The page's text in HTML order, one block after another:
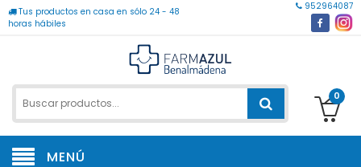
Tus productos en casa en sólo 24 - 48
horas hábiles
952964087
0
MENÚ